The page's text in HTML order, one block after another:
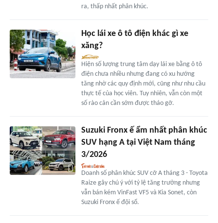
ra, thấp nhất phân khúc.
Học lái xe ô tô điện khác gì xe
xăng?
Hiện số lượng trung tâm dạy lái xe bằng ô tô
điện chưa nhiều nhưng đang có xu hướng
tăng nhờ các quy định mới, cũng như nhu cầu
thực tế của học viên. Tuy nhiên, vẫn còn một
số rào cản cần sớm được tháo gỡ.
Suzuki Fronx ế ẩm nhất phân khúc
SUV hạng A tại Việt Nam tháng
3/2026
Doanh số phân khúc SUV cỡ A tháng 3 - Toyota
Raize gây chú ý với tỷ lệ tăng trưởng nhưng
vẫn bán kém VinFast VF5 và Kia Sonet, còn
Suzuki Fronx ế đội sổ.